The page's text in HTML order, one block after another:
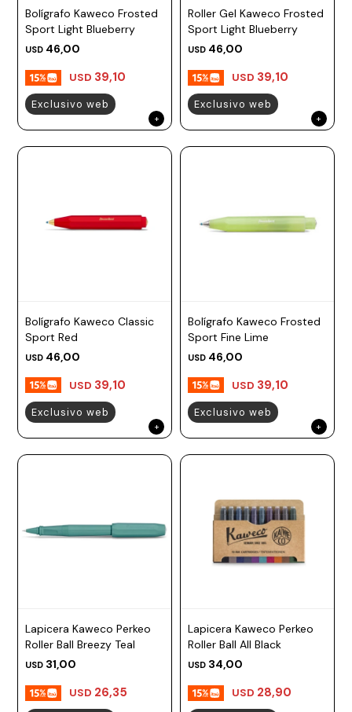
Bolígrafo Kaweco Frosted
Sport Light Blueberry
USD 46,00
USD 39,10
Exclusivo web
Roller Gel Kaweco Frosted
Sport Light Blueberry
USD 46,00
USD 39,10
Exclusivo web
Bolígrafo Kaweco Classic
Sport Red
USD 46,00
USD 39,10
Exclusivo web
Bolígrafo Kaweco Frosted
Sport Fine Lime
USD 46,00
USD 39,10
Exclusivo web
Lapicera Kaweco Perkeo
Roller Ball Breezy Teal
USD 31,00
USD 26,35
Lapicera Kaweco Perkeo
Roller Ball All Black
USD 34,00
USD 28,90
Prune
Mistral
Camelbak
Lamy
Kaweco